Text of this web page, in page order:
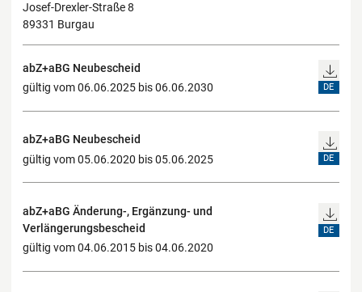
Josef-Drexler-Straße 8
89331 Burgau
abZ+aBG Neubescheid
gültig vom 06.06.2025 bis 06.06.2030
DE
abZ+aBG Neubescheid
gültig vom 05.06.2020 bis 05.06.2025
DE
abZ+aBG Änderung-, Ergänzung- und
Verlängerungsbescheid
gültig vom 04.06.2015 bis 04.06.2020
DE